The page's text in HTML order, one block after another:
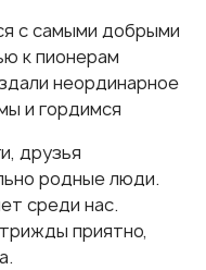
с самыми добрыми
к пионерам
неординарное
и гордимся
друзья
родные люди.
среди нас.
приятно,